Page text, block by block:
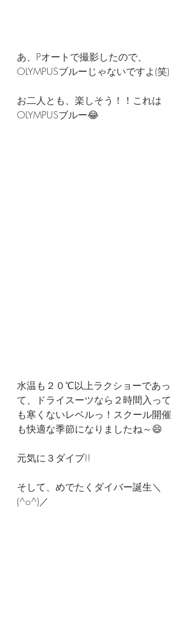
あ、Pオートで撮影したので、
OLYMPUSブルーじゃないですよ(笑)
お二人とも、楽しそう！！これは
OLYMPUSブルー😂
水温も２０℃以上ラクショーであっ
て、ドライスーツなら２時間入って
も寒くないレベルっ！スクール開催
も快適な季節になりましたね～😄
元気に３ダイブ!!
そして、めでたくダイバー誕生＼
(^o^)／